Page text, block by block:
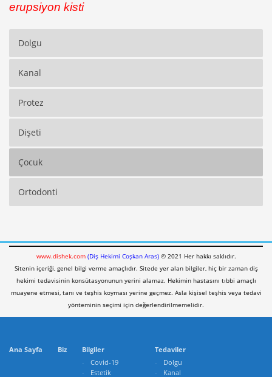
erupsiyon kisti
Dolgu
Kanal
Protez
Dişeti
Çocuk
Ortodonti
www.dishek.com (Diş Hekimi Coşkan Aras) © 2021 Her hakkı saklıdır.
Sitenin içeriği, genel bilgi verme amaçlıdır. Sitede yer alan bilgiler, hiç bir zaman diş
hekimi tedavisinin konsütasyonunun yerini alamaz. Hekimin hastasını tıbbi amaçlı
muayene etmesi, tanı ve teşhis koyması yerine geçmez. Asla kişisel teşhis veya tedavi
yönteminin seçimi için değerlendirilmemelidir.
Ana Sayfa Biz
Bilgiler
Covid-19
Estetik
Tedaviler
Dolgu
Kanal